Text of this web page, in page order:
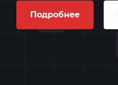
Подробнее